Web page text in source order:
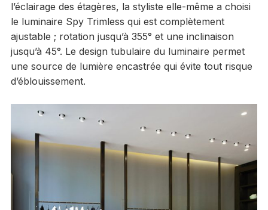
l’éclairage des étagères, la styliste elle-même a choisi
le luminaire Spy Trimless qui est complètement
ajustable ; rotation jusqu’à 355° et une inclinaison
jusqu’à 45°. Le design tubulaire du luminaire permet
une source de lumière encastrée qui évite tout risque
d’éblouissement.